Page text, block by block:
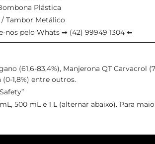
Plástica
/ Tambor Metálico
nos pelo Whats ➡ (42) 99949 1304 ⬅
(61,6-83,4%), Manjerona QT Carvacrol
(0-1,8%) entre outros.
500 mL e 1 L (alternar abaixo). Para